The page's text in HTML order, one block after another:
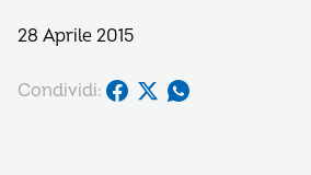
28 Aprile 2015
Condividi: